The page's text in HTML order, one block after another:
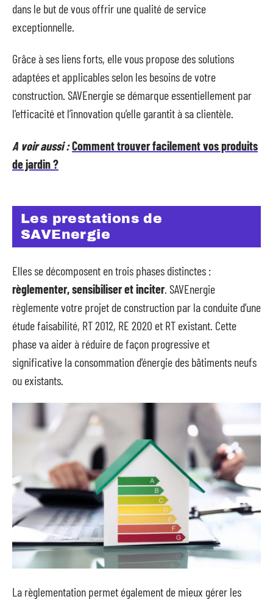
dans le but de vous offrir une qualité de service
exceptionnelle.
Grâce à ses liens forts, elle vous propose des solutions
adaptées et applicables selon les besoins de votre
construction. SAVEnergie se démarque essentiellement par
l’efficacité et l’innovation qu’elle garantit à sa clientèle.
A voir aussi :Comment trouver facilement vos produits
de jardin ?
Les prestations de
SAVEnergie
Elles se décomposent en trois phases distinctes :
règlementer, sensibiliser et inciter. SAVEnergie
règlemente votre projet de construction par la conduite d’une
étude faisabilité, RT 2012, RE 2020 et RT existant. Cette
phase va aider à réduire de façon progressive et
significative la consommation d’énergie des bâtiments neufs
ou existants.
La règlementation permet également de mieux gérer les